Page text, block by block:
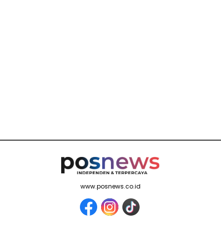
www.posnews.co.id